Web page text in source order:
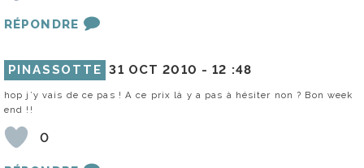
RÉPONDRE
PINASSOTTE 31 OCT 2010 -12 :48
hop j’y vais de ce pas ! A ce prix là y a pas à hésiter non ? Bon week
end !!
0